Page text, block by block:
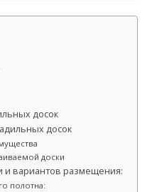
досок
досок
доски
и вариантов размещения:
полотна: